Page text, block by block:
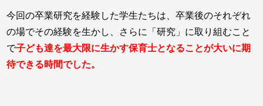
今回の卒業研究を経験した学生たちは、卒業後のそれぞれ
の場でその経験を生かし、さらに「研究」に取り組むこと
で子ども達を最大限に生かす保育士となることが大いに期
待できる時間でした。